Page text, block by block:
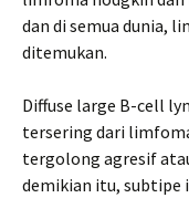
dan di semua dunia,
ditemukan.
Diffuse large B-cell
tersering dari
tergolong agresif
demikian itu, subtipe